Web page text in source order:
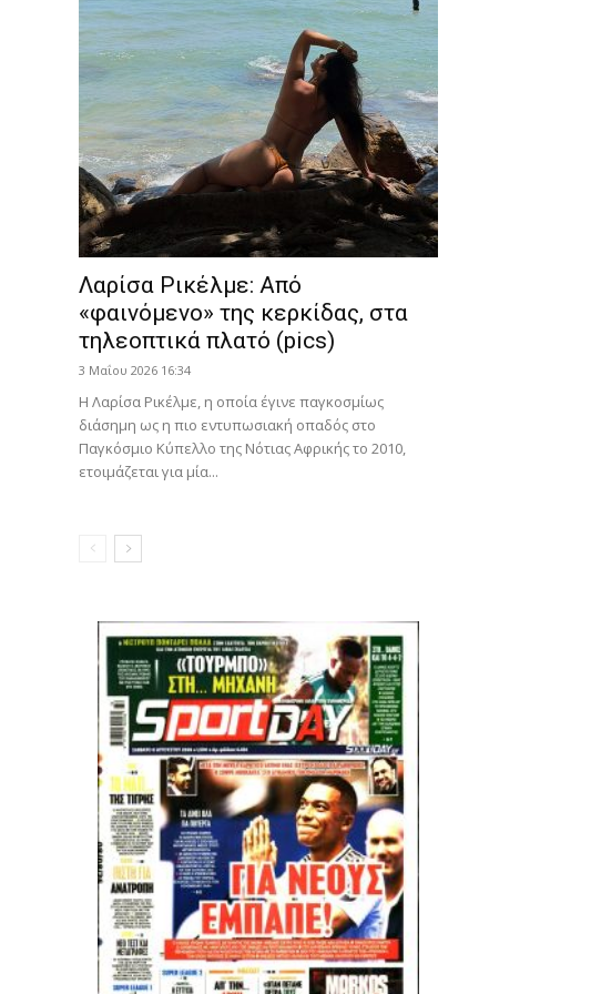
Λαρίσα Ρικέλμε: Από
«φαινόμενο» της κερκίδας, στα
τηλεοπτικά πλατό (pics)
3 Μαΐου 2026 16:34
Η Λαρίσα Ρικέλμε, η οποία έγινε παγκοσμίως
διάσημη ως η πιο εντυπωσιακή οπαδός στο
Παγκόσμιο Κύπελλο της Νότιας Αφρικής το 2010,
ετοιμάζεται για μία...